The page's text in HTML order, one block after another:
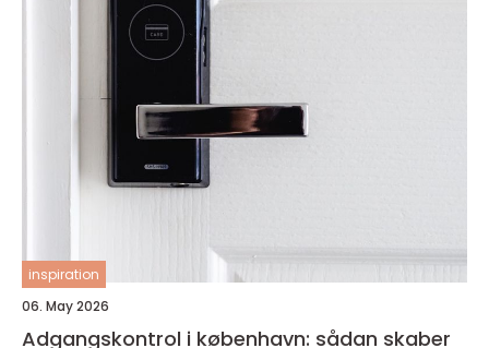
inspiration
06. May 2026
Adgangskontrol i københavn: sådan skaber